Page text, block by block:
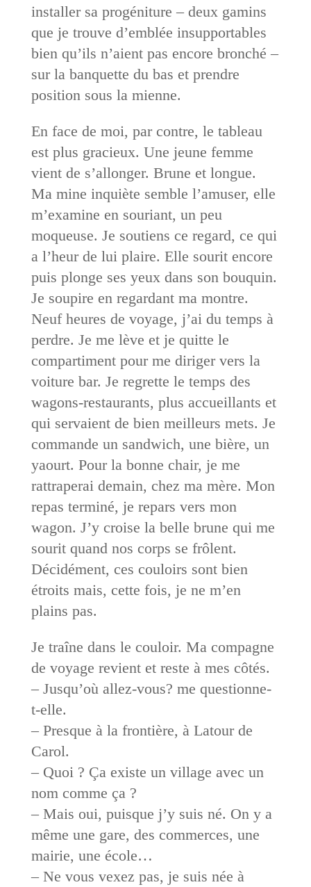
installer sa progéniture – deux gamins
que je trouve d’emblée insupportables
bien qu’ils n’aient pas encore bronché –
sur la banquette du bas et prendre
position sous la mienne.
En face de moi, par contre, le tableau
est plus gracieux. Une jeune femme
vient de s’allonger. Brune et longue.
Ma mine inquiète semble l’amuser, elle
m’examine en souriant, un peu
moqueuse. Je soutiens ce regard, ce qui
a l’heur de lui plaire. Elle sourit encore
puis plonge ses yeux dans son bouquin.
Je soupire en regardant ma montre.
Neuf heures de voyage, j’ai du temps à
perdre. Je me lève et je quitte le
compartiment pour me diriger vers la
voiture bar. Je regrette le temps des
wagons-restaurants, plus accueillants et
qui servaient de bien meilleurs mets. Je
commande un sandwich, une bière, un
yaourt. Pour la bonne chair, je me
rattraperai demain, chez ma mère. Mon
repas terminé, je repars vers mon
wagon. J’y croise la belle brune qui me
sourit quand nos corps se frôlent.
Décidément, ces couloirs sont bien
étroits mais, cette fois, je ne m’en
plains pas.
Je traîne dans le couloir. Ma compagne
de voyage revient et reste à mes côtés.
– Jusqu’où allez-vous? me questionne-
t-elle.
– Presque à la frontière, à Latour de
Carol.
– Quoi ? Ça existe un village avec un
nom comme ça ?
– Mais oui, puisque j’y suis né. On y a
même une gare, des commerces, une
mairie, une école…
– Ne vous vexez pas, je suis née à